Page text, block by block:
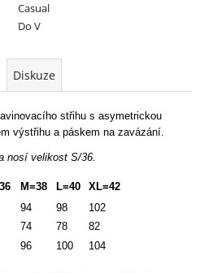
Casual
Do V
Diskuze
střihu s asymetrickou
výstřihu a páskem na zavázání.
nosí velikost S/36.
M=38 L=40
XL=42
94 98
102
74 78
82
96 100 104